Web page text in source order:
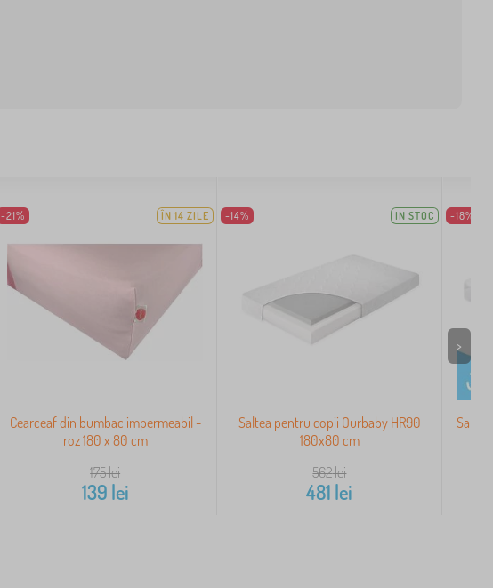
-21% ÎN 14 ZILE
Cearceaf din bumbac impermeabil -
roz 180 x 80 cm
175lei
139 lei
-14% IN STOC
Saltea pentru copii Ourbaby HR90
180x80 cm
562lei
481 lei
-18%
>